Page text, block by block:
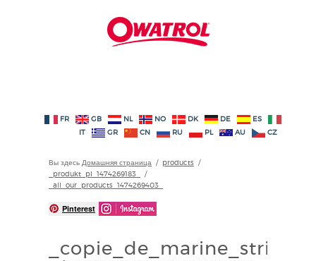
FR GB NL NO DK DE
ES
IT
GR CN RU PL AU CZ
Вы здесь Домашняя страница / products /
_produkt_pl_1474269183_
/
_all_our_products_1474269403_
Pinterest